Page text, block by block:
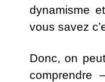
dynamisme
vous savez
Donc, on
comprendre